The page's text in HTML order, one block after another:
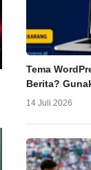
Tema
Berita?
14 Juli 2026